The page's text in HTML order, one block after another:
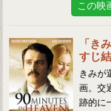
この映
「き
すじ
きみが
画。交
跡的に